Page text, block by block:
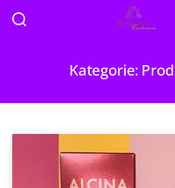
Henrich
Kategorie: